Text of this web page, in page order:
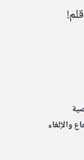
والإلغاء